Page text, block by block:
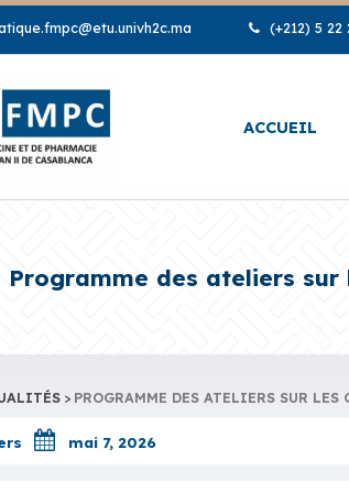
(+212) 5 22
ACCUEIL
Programme des ateliers sur
> PROGRAMME DES ATELIERS SUR
mai 7, 2026